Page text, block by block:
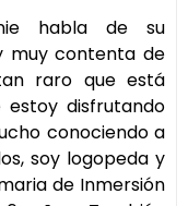
habla de su
muy contenta de
raro que está
estoy disfrutando
conociendo a
soy logopeda y
de Inmersión